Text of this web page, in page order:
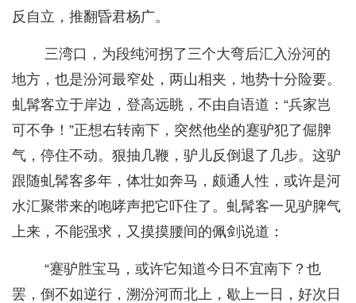
反自立，推翻昏君杨广。
三湾口，为段纯河拐了三个大弯后汇入汾河的
地方，也是汾河最窄处，两山相夹，地势十分险要。
虬髯客立于岸边，登高远眺，不由自语道：“兵家岂
可不争！”正想右转南下，突然他坐的蹇驴犯了倔脾
气，停住不动。狠抽几鞭，驴儿反倒退了几步。这驴
跟随虬髯客多年，体壮如奔马，颇通人性，或许是河
水汇聚带来的咆哮声把它吓住了。虬髯客一见驴脾气
上来，不能强求，又摸摸腰间的佩剑说道：
“蹇驴胜宝马，或许它知道今日不宜南下？也
罢，倒不如逆行，溯汾河而北上，歇上一日，好次日